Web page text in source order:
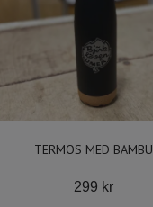
TERMOS MED BAMBU
299 kr